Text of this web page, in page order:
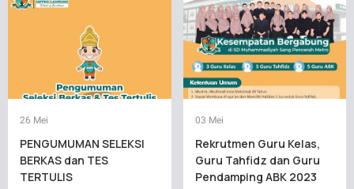
26 Mei
PENGUMUMAN SELEKSI
BERKAS dan TES
TERTULIS
03 Mei
Rekrutmen Guru Kelas,
Guru Tahfidz dan Guru
Pendamping ABK 2023